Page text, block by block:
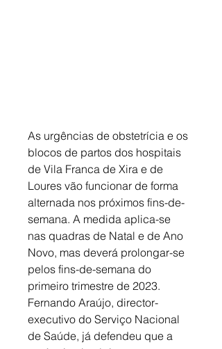
As urgências de obstetrícia e os
blocos de partos dos hospitais
de Vila Franca de Xira e de
Loures vão funcionar de forma
alternada nos próximos fins-de-
semana. A medida aplica-se
nas quadras de Natal e de Ano
Novo, mas deverá prolongar-se
pelos fins-de-semana do
primeiro trimestre de 2023.
Fernando Araújo, director-
executivo do Serviço Nacional
de Saúde, já defendeu que a